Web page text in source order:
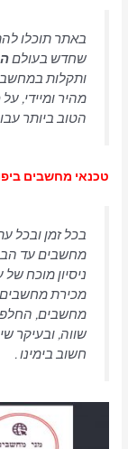
באתר תוכלו
שחדש בעולם
ותקלות
מהיר ומיידי,
הטוב ביותר
טכנאי מחשבים ביפו
בכל זמן ובכל
מחשבים עד
ניסיון מוכח של
מכירת מחשבים
מחשבים, החלפת
שווה, ובעיקר
חשוב בימינו .